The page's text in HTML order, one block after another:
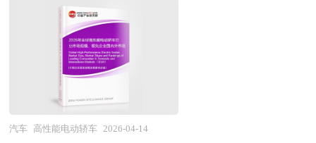
企业将更加注重数据驱动的精准营销、精益管理和
精细服务，运输服务与装备制造、商贸流通、文化
旅游等产业的跨界融合将催生新业态新模式；在战
略功能维度，铁路运输在保障国家能源资源安全、
服务"一带一路"建设、支撑区域重大战略实施等方
面的作用将进一步凸显，中欧班列、西部陆海新通
贸易壁垒等因素叠加，持续考验企业的成本控制、
技术储备与全球化运营能力，推动行业从粗放扩张
向高质量发展转型。从需求端来看，通勤代步基本
盘稳固但增长放缓，即时配送骑手用车、共享电单
车运营、学生及老年群体等细分场景需求旺盛，产
品向长续航、智能化、轻量化、个性化方向升级，
铁路、卡车和港口设备的无缝对接，显著降低了装
卸成本、货损率和运输时间。集装箱的广泛应用推
动了“门到门”物流服务的发展，使货物在整个运输
过程中保持原始装载状态，尤其适用于易碎品、高
价值货品和大批量商品的长途运输。 集装箱行业
研究报告中的集装箱行业数据分析以权威的国家统
计数据为基础，采用宏观和微观相结合的分析方
速、操控与连续输出能力，同时兼顾日常通勤的舒
适、智能座舱与辅助驾驶等体验。 操控性能的进
化是其另一核心特质。依托电动车低重心的先天优
势，辅以经过专属调校的悬挂系统、高精度转向机
构以及轻量化车身设计，它能在弯道中保持出色的
车身姿态，转向精准且跟随性强，让驾驶者能精准
汽车 高性能电动轿车 2026-04-14